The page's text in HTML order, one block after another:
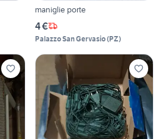
maniglie porte
4 €
Palazzo San Gervasio(PZ)